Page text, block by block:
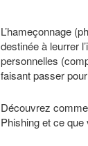
L’hameçonnage
destinée à leurrer
personnelles
faisant passer
Découvrez
Phishing et ce